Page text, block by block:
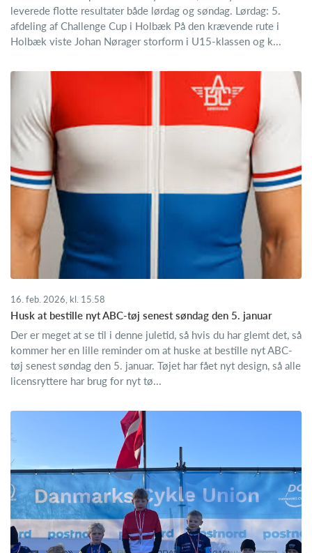
leverede flotte resultater både lørdag og søndag. Lørdag: 5.
afdeling af Challenge Cup i Holbæk På den krævende rute i
Holbæk viste Johan Nørager storform i U15-klassen og k...
16. feb. 2026, kl. 15.58
Husk at bestille nyt ABC-tøj senest søndag den 5. januar
Der er meget at se til i denne juletid, så hvis du har glemt det, så
kommer her en lille reminder om at huske at bestille nyt ABC-
tøj senest søndag den 5. januar. Tøjet har fået nyt design, så alle
licensryttere har brug for nyt tø...